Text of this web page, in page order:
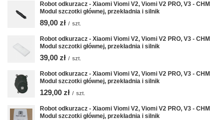
Robot odkurzacz - Xiaomi Viomi V2, Viomi V2 PRO, V3 - CHM
Modul szczotki głównej, przekładnia i silnik
89,00 zł / szt.
Robot odkurzacz - Xiaomi Viomi V2, Viomi V2 PRO, V3 - CHM
Modul szczotki głównej, przekładnia i silnik
39,00 zł / szt.
Robot odkurzacz - Xiaomi Viomi V2, Viomi V2 PRO, V3 - CHM
Modul szczotki głównej, przekładnia i silnik
129,00 zł / szt.
Robot odkurzacz - Xiaomi Viomi V2, Viomi V2 PRO, V3 - CHM
Modul szczotki głównej, przekładnia i silnik